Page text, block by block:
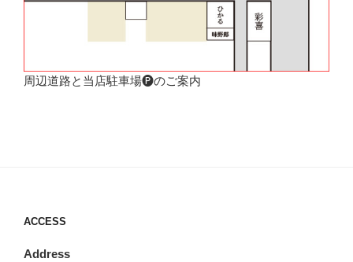
周辺道路と当店駐車場🅟のご案内
ACCESS
Address